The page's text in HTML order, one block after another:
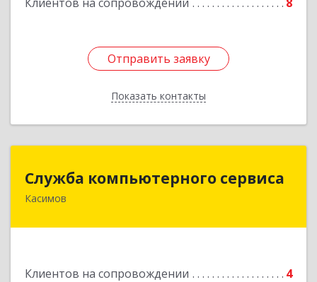
Отправить заявку
Показать контакты
Отправить заявку
Назад
Служба компьютерного сервиса
Касимов
Клиентов на сопровождении 4
Служба компьютерного сервиса
391300, Рязанская обл., г.Касимов, ул.Советская